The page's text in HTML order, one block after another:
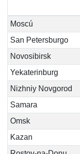
Moscú
San Petersburgo
Novosibirsk
Yekaterinburg
Nizhniy Novgorod
Samara
Omsk
Kazan